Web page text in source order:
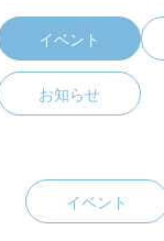
イベント
お知らせ
イベント